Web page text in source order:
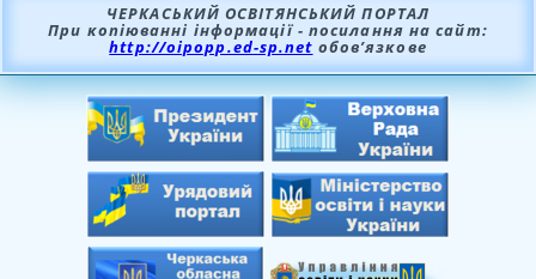
ЧЕРКАСЬКИЙ ОСВІТЯНСЬКИЙ ПОРТАЛ
При копіюванні інформації - посилання на сайт:
http://oipopp.ed-sp.net обов’язкове